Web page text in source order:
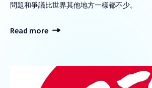
問題和爭議比世界其他地方一樣都不少。
Read more